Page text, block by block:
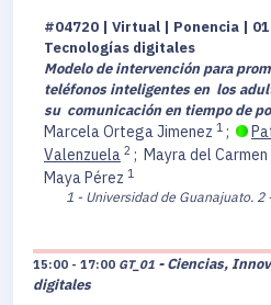
#04720 | Virtual | Ponencia |
Tecnologías digitales
Modelo de intervención para
teléfonos inteligentes en los
su comunicación en tiempo de
Marcela Ortega Jimenez 1 ;
Valenzuela 2 ; Mayra del
Maya Pérez 1
1 - Universidad de Guanajuato. 2
15:00 - 17:00 GT_01 - Ciencias,
digitales